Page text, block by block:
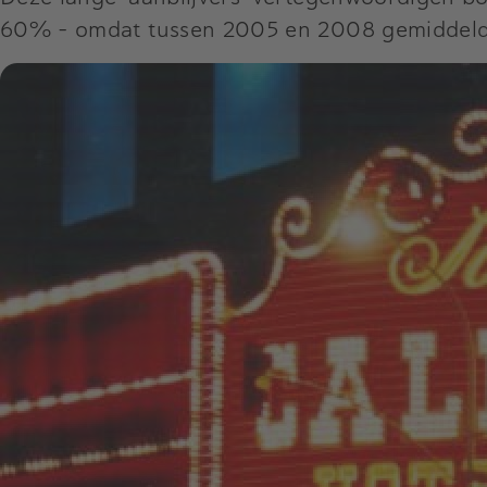
60% – omdat tussen 2005 en 2008